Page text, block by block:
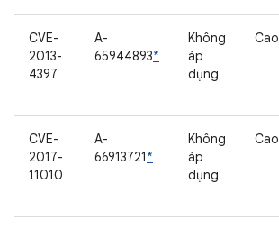
CVE-
2013-
4397
A-
65944893*
Không
áp
dụng
Cao
CVE-
2017-
11010
A-
66913721*
Không
áp
dụng
Cao